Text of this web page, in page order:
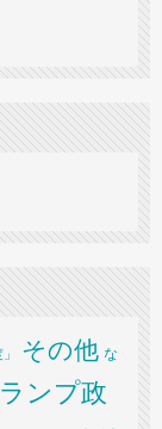
その他 な
ンプ政